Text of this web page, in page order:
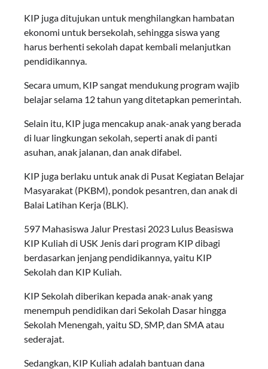
KIP juga ditujukan untuk menghilangkan hambatan
ekonomi untuk bersekolah, sehingga siswa yang
harus berhenti sekolah dapat kembali melanjutkan
pendidikannya.
Secara umum, KIP sangat mendukung program wajib
belajar selama 12 tahun yang ditetapkan pemerintah.
Selain itu, KIP juga mencakup anak-anak yang berada
di luar lingkungan sekolah, seperti anak di panti
asuhan, anak jalanan, dan anak difabel.
KIP juga berlaku untuk anak di Pusat Kegiatan Belajar
Masyarakat (PKBM), pondok pesantren, dan anak di
Balai Latihan Kerja (BLK).
597 Mahasiswa Jalur Prestasi 2023 Lulus Beasiswa
KIP Kuliah di USK Jenis dari program KIP dibagi
berdasarkan jenjang pendidikannya, yaitu KIP
Sekolah dan KIP Kuliah.
KIP Sekolah diberikan kepada anak-anak yang
menempuh pendidikan dari Sekolah Dasar hingga
Sekolah Menengah, yaitu SD, SMP, dan SMA atau
sederajat.
Sedangkan, KIP Kuliah adalah bantuan dana